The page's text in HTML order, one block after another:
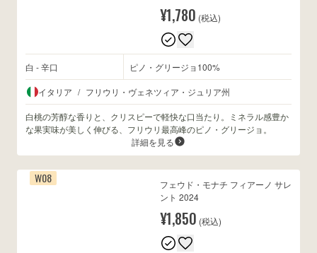
¥1,780 (税込)
白 - 辛口 ピノ・グリージョ100%
イタリア / フリウリ・ヴェネツィア・ジュリア州
白桃の芳醇な香りと、クリスピーで軽快な口当たり。ミネラル感豊か
な果実味が美しく伸びる、フリウリ最高峰のピノ・グリージョ。
詳細を見る
W08
フェウド・モナチ フィアーノ サレ
ント 2024
¥1,850 (税込)